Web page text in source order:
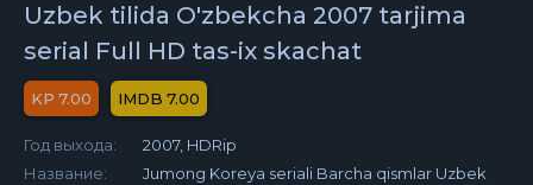
Uzbek tilida O'zbekcha 2007 tarjima
serial Full HD tas-ix skachat
7.00 7.00
Год выхода:
2007, HDRip
Название:
Jumong Koreya seriali Barcha qismlar Uzbek